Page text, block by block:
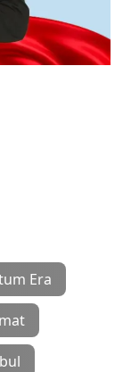
Era